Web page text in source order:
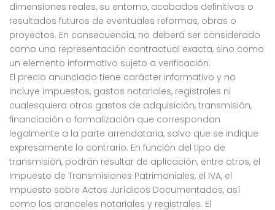
dimensiones reales, su entorno, acabados definitivos o
resultados futuros de eventuales reformas, obras o
proyectos. En consecuencia, no deberá ser considerado
como una representación contractual exacta, sino como
un elemento informativo sujeto a verificación.
El precio anunciado tiene carácter informativo y no
incluye impuestos, gastos notariales, registrales ni
cualesquiera otros gastos de adquisición, transmisión,
financiación o formalización que correspondan
legalmente a la parte arrendataria, salvo que se indique
expresamente lo contrario. En función del tipo de
transmisión, podrán resultar de aplicación, entre otros, el
Impuesto de Transmisiones Patrimoniales, el IVA, el
Impuesto sobre Actos Jurídicos Documentados, así
como los aranceles notariales y registrales. El